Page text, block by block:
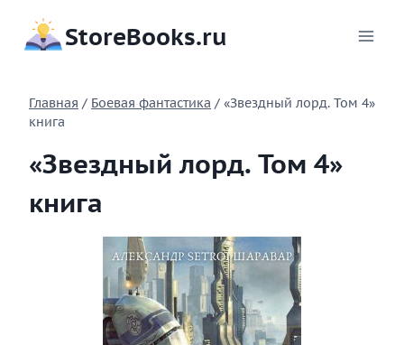
содержимому
StoreBooks.ru
Главная / Боевая фантастика / «Звездный лорд. Том 4»
книга
«Звездный лорд. Том 4»
книга